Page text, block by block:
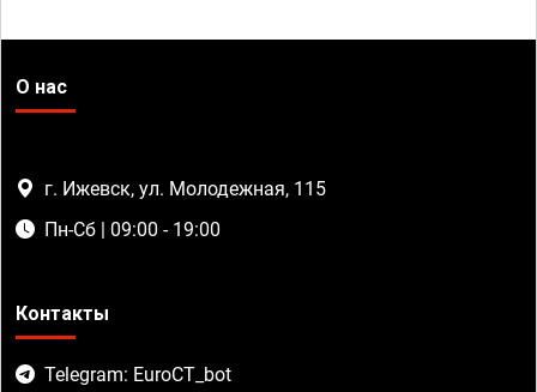
О нас
г. Ижевск, ул. Молодежная, 115
Пн-Сб | 09:00 - 19:00
Контакты
Telegram: EuroCT_bot